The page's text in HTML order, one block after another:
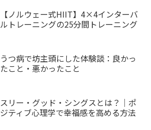
【ノルウェー式HIIT】4×4インターバ
ルトレーニングの25分間トレーニング
うつ病で坊主頭にした体験談：良かっ
たこと・悪かったこと
スリー・グッド・シングスとは？｜ポ
ジティブ心理学で幸福感を高める方法